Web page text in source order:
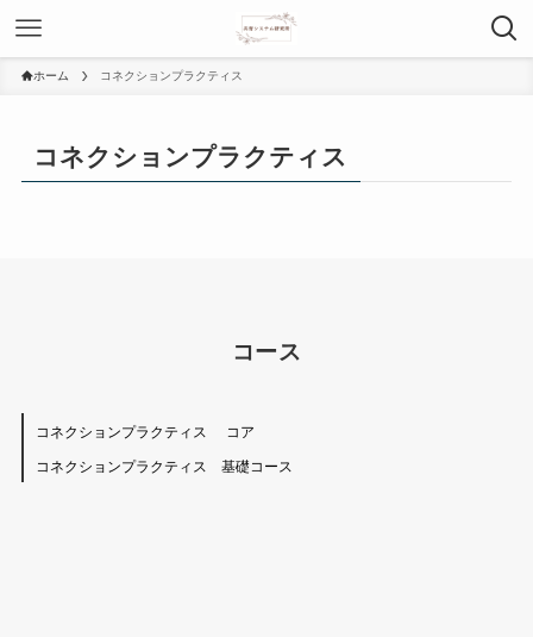
ホーム コネクションプラクティス
コネクションプラクティス
コース
コネクションプラクティス コア
コネクションプラクティス 基礎コース